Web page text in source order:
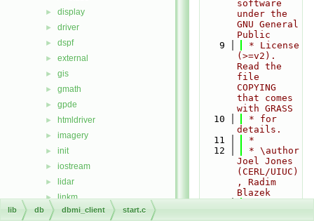
► display
► driver
► dspf
► external
► gis
► gmath
► gpde
► htmldriver
► imagery
► init
► iostream
► lidar
► linkm
► manage
software
under the
GNU General
Public
    9
* License
(>=v2).
Read the
file
COPYING
that comes
with GRASS
   10
* for
details.
   11
*
   12
* \author
Joel Jones
(CERL/UIUC)
, Radim
Blazek
lib db dbmi_client start.c